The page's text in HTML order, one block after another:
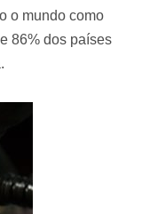
o mundo como
86% dos países